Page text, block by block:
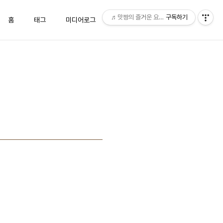
홈 태그 미디어로그 위치로그 방명록
♬맛짱의 즐거운 요리시간♬
구독하기